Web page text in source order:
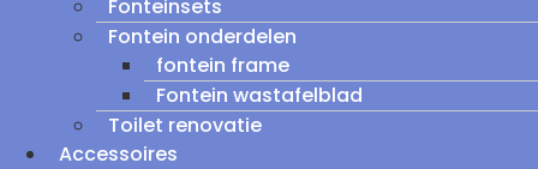
Fonteinsets
Fontein onderdelen
fontein frame
Fontein wastafelblad
Toilet renovatie
Accessoires